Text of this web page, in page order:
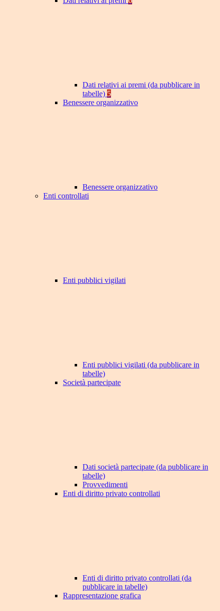
Dati relativi ai premi (da pubblicare in
tabelle) 5
Benessere organizzativo
Benessere organizzativo
Enti controllati
Enti pubblici vigilati
Enti pubblici vigilati (da pubblicare in
tabelle)
Società partecipate
Dati società partecipate (da pubblicare in
tabelle)
Provvedimenti
Enti di diritto privato controllati
Enti di diritto privato controllati (da
pubblicare in tabelle)
Rappresentazione grafica